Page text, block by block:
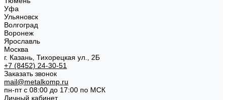
Уфа
Ульяновск
Волгоград
Воронеж
Ярославль
Москва
г. Казань, Тихорецкая ул., 2Б
+7 (8452) 24-30-51
Заказать звонок
mail@metalkomp.ru
пн-пт с 08:00 до 17:00 по МСК
Личный кабинет